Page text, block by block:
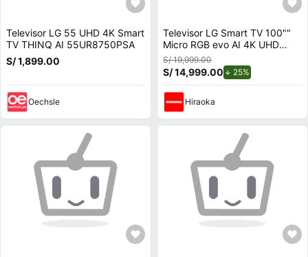
Televisor LG 55 UHD 4K Smart
TV THINQ AI 55UR8750PSA
S/ 1,899.00
Oechsle
Televisor LG Smart TV 100""
Micro RGB evo AI 4K UHD
100MRGB96BS
S/ 19,999.00
S/ 14,999.00 25%
Hiraoka